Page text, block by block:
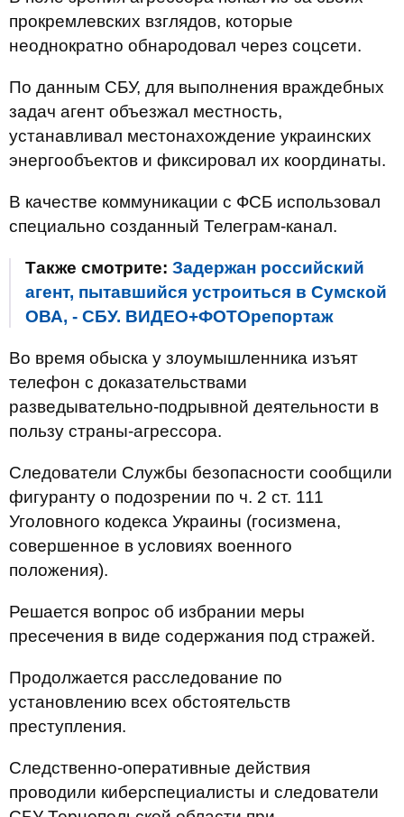
прокремлевских взглядов, которые
неоднократно обнародовал через соцсети.
По данным СБУ, для выполнения враждебных
задач агент объезжал местность,
устанавливал местонахождение украинских
энергообъектов и фиксировал их координаты.
В качестве коммуникации с ФСБ использовал
специально созданный Телеграм-канал.
Также смотрите: Задержан российский
агент, пытавшийся устроиться в Сумской
ОВА, - СБУ. ВИДЕО+ФОТОрепортаж
Во время обыска у злоумышленника изъят
телефон с доказательствами
разведывательно-подрывной деятельности в
пользу страны-агрессора.
Следователи Службы безопасности сообщили
фигуранту о подозрении по ч. 2 ст. 111
Уголовного кодекса Украины (госизмена,
совершенное в условиях военного
положения).
Решается вопрос об избрании меры
пресечения в виде содержания под стражей.
Продолжается расследование по
установлению всех обстоятельств
преступления.
Следственно-оперативные действия
проводили киберспециалисты и следователи